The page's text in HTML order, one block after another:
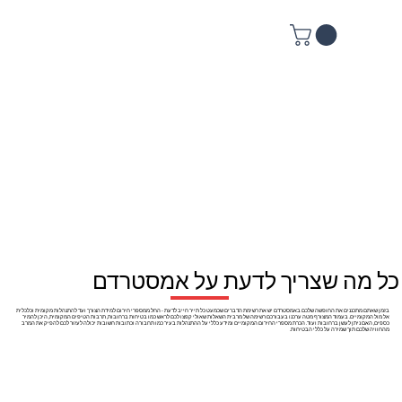
בזמן שאתם מתכננים את החופשה שלכם באמסטרדם יש את רשימת הדברים שכמעט כל תייר חייב לדעת - החל ממספרי חירום למידת הצורך ועד להתנהלות מקומית וכלכלית
אל מול המקומיים. בעמוד המצורף מטה ערכנו בעבורכם רשימה של מרבית השאלות שאולי קפצו לכם לראש כמו בטיחות ברחובות, תרבות הטיפים המקומית, היכן להמיר
כספים, האם ניתן לעשן ברחובות ועוד. הכרת מספרי החירום המקומיים ומידע כללי על ההתנהלות בעיר כמו תחבורה וכתובות חשובות יכולה לעזור לכם להפיק את המרב
מהחוויה שלכם תוך שמירה על כללי הבטיחות.
כל מה שצריך לדעת על אמסטרדם